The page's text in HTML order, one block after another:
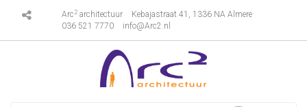
Arc 2architectuur
Kebajastraat 41, 1336 NA Almere
036 521 7770
info@Arc2.nl